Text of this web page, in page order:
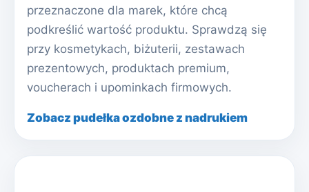
przeznaczone dla marek, które chcą
podkreślić wartość produktu. Sprawdzą się
przy kosmetykach, biżuterii, zestawach
prezentowych, produktach premium,
voucherach i upominkach firmowych.
Zobacz pudełka ozdobne z nadrukiem